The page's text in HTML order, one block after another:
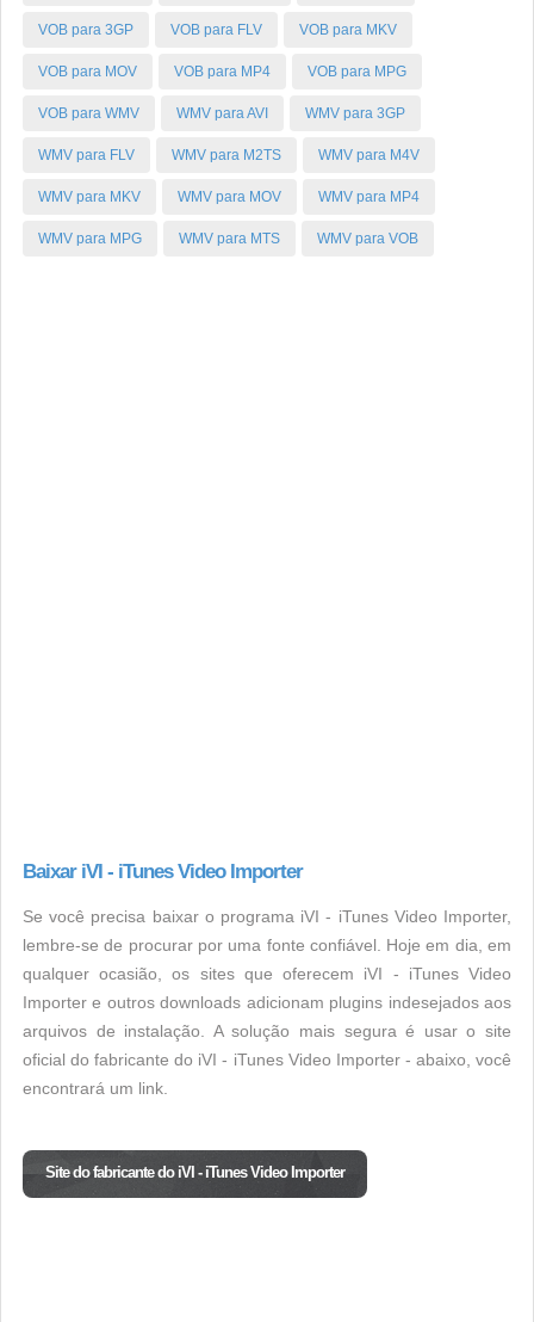
VOB para 3GP VOB para FLV VOB para MKV
VOB para MOV VOB para MP4 VOB para MPG
VOB para WMV WMV para AVI WMV para 3GP
WMV para FLV WMV para M2TS WMV para M4V
WMV para MKV WMV para MOV WMV para MP4
WMV para MPG WMV para MTS WMV para VOB
Baixar iVI - iTunes Video Importer
Se você precisa baixar o programa iVI - iTunes Video Importer,
lembre-se de procurar por uma fonte confiável. Hoje em dia, em
qualquer ocasião, os sites que oferecem iVI - iTunes Video
Importer e outros downloads adicionam plugins indesejados aos
arquivos de instalação. A solução mais segura é usar o site
oficial do fabricante do iVI - iTunes Video Importer - abaixo, você
encontrará um link.
Site do fabricante do iVI - iTunes Video Importer